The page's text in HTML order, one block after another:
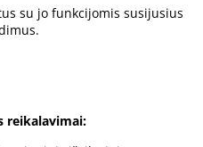
su jo funkcijomis susijusius
reikalavimai: